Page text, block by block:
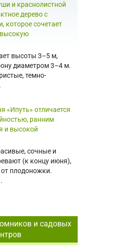
и краснолистной
дерево с
которое сочетает
высокую
высоты 3–5 м,
диаметром 3–4 м.
темно-
«Ипуть» отличается
ранним
и высокой
сочные и
(к концу июня),
плодоножки.
и садовых